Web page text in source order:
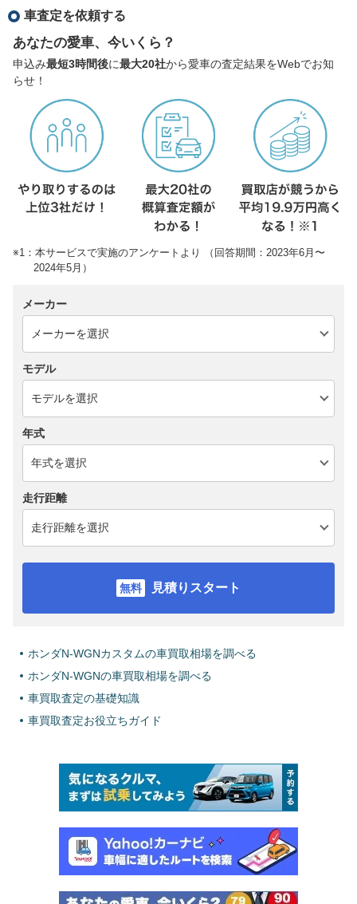
車査定を依頼する
あなたの愛車、今いくら？
申込み最短3時間後に最大20社から愛車の査定結果をWebでお知
らせ！
※1：本サービスで実施のアンケートより （回答期間：2023年6月〜
2024年5月）
メーカー
モデル
年式
走行距離
見積りスタート
ホンダN-WGNカスタムの車買取相場を調べる
ホンダN-WGNの車買取相場を調べる
車買取査定の基礎知識
車買取査定お役立ちガイド